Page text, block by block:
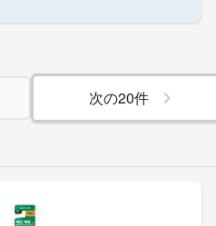
次の20件